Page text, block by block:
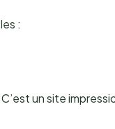
:
un site